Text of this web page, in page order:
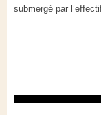
submergé par